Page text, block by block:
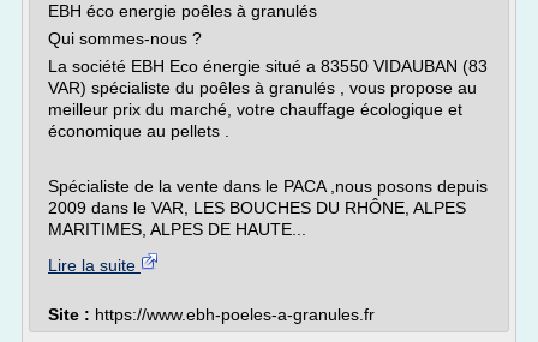
EBH éco energie poêles à granulés
Qui sommes-nous ?
La société EBH Eco énergie situé a 83550 VIDAUBAN (83
VAR) spécialiste du poêles à granulés , vous propose au
meilleur prix du marché, votre chauffage écologique et
économique au pellets .
Spécialiste de la vente dans le PACA ,nous posons depuis
2009 dans le VAR, LES BOUCHES DU RHÔNE, ALPES
MARITIMES, ALPES DE HAUTE...
Lire la suite
Site : https://www.ebh-poeles-a-granules.fr